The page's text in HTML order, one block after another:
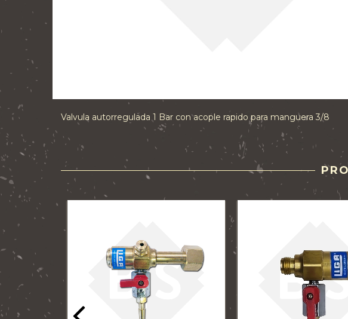
Valvula autorregulada 1 Bar con acople rapido para manguera 3/8